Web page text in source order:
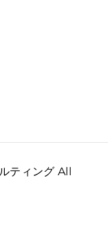
ティング All